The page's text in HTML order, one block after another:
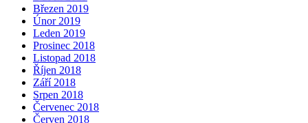
Březen 2019
Únor 2019
Leden 2019
Prosinec 2018
Listopad 2018
Říjen 2018
Září 2018
Srpen 2018
Červenec 2018
Červen 2018